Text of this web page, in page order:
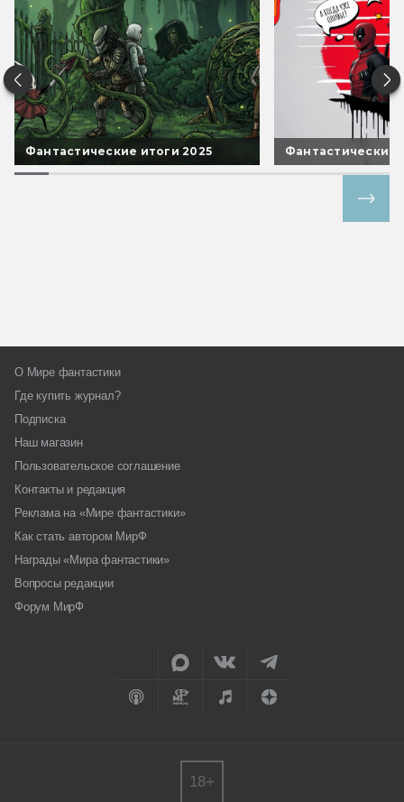
Фантастические итоги 2025 Фантастические
О Мире фантастики
Где купить журнал?
Подписка
Наш магазин
Пользовательское соглашение
Контакты и редакция
Реклама на «Мире фантастики»
Как стать автором МирФ
Награды «Мира фантастики»
Вопросы редакции
Форум МирФ
18+